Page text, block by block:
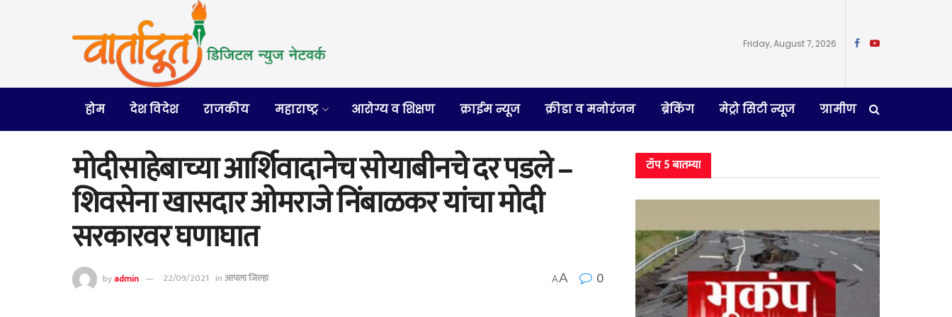
Friday, August 7, 2026
होम देश विदेश राजकीय महाराष्ट्र आरोग्य व शिक्षण क्राईम न्यूज क्रीडा व मनोरंजन ब्रेकिंग मेट्रो सिटी न्यूज ग्रामीण
मोदीसाहेबाच्या आर्शिवादानेच सोयाबीनचे दर पडले –
शिवसेना खासदार ओमराजे निंबाळकर यांचा मोदी
सरकारवर घणाघात
byadmin 22/09/2021 inआपला जिल्हा AA 0
टॉप 5 बातम्या